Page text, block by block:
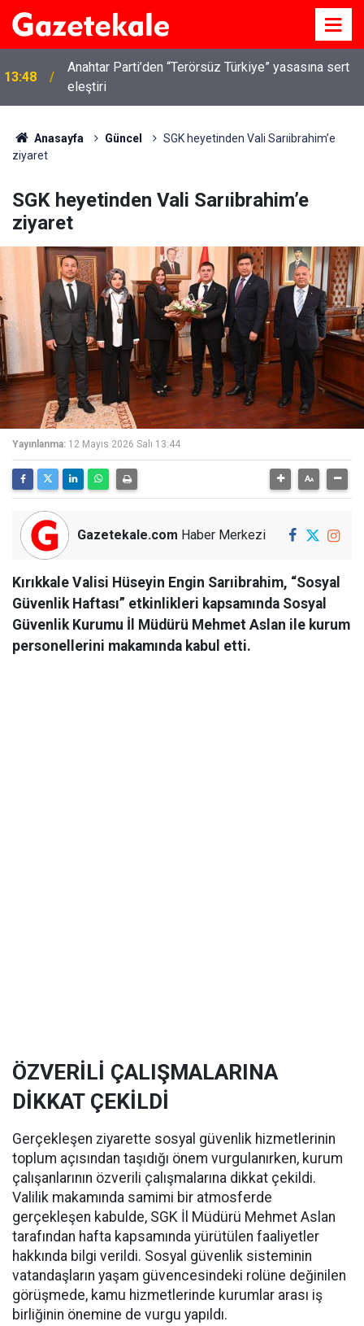
13:07
Kırıkkale’de hayvan hastalıklarına karşı denetimler
artırıldı
Anasayfa Güncel
SGK heyetinden Vali Sarıibrahim’e
ziyaret
SGK heyetinden Vali Sarıibrahim’e
ziyaret
Yayınlanma: 12 Mayıs 2026 Salı 13:44
Gazetekale.com Haber Merkezi
Kırıkkale Valisi Hüseyin Engin Sarıibrahim, “Sosyal
Güvenlik Haftası” etkinlikleri kapsamında Sosyal
Güvenlik Kurumu İl Müdürü Mehmet Aslan ile kurum
personellerini makamında kabul etti.
ÖZVERİLİ ÇALIŞMALARINA
DİKKAT ÇEKİLDİ
Gerçekleşen ziyarette sosyal güvenlik hizmetlerinin
toplum açısından taşıdığı önem vurgulanırken, kurum
çalışanlarının özverili çalışmalarına dikkat çekildi.
Valilik makamında samimi bir atmosferde
gerçekleşen kabulde, SGK İl Müdürü Mehmet Aslan
tarafından hafta kapsamında yürütülen faaliyetler
hakkında bilgi verildi. Sosyal güvenlik sisteminin
vatandaşların yaşam güvencesindeki rolüne değinilen
görüşmede, kamu hizmetlerinde kurumlar arası iş
birliğinin önemine de vurgu yapıldı.